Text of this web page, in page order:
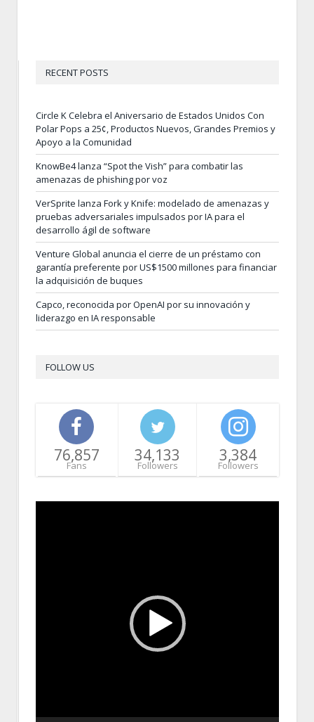
RECENT POSTS
Circle K Celebra el Aniversario de Estados Unidos Con
Polar Pops a 25¢, Productos Nuevos, Grandes Premios y
Apoyo a la Comunidad
KnowBe4 lanza “Spot the Vish” para combatir las
amenazas de phishing por voz
VerSprite lanza Fork y Knife: modelado de amenazas y
pruebas adversariales impulsados por IA para el
desarrollo ágil de software
Venture Global anuncia el cierre de un préstamo con
garantía preferente por US$1500 millones para financiar
la adquisición de buques
Capco, reconocida por OpenAI por su innovación y
liderazgo en IA responsable
FOLLOW US
76,857
Fans
34,133
Followers
3,384
Followers